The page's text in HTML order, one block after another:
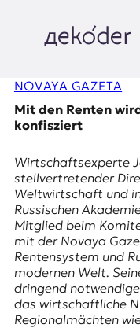
springen
e
k
o
d
e
r
|
NOVAYA GAZETA
Mit den Renten
konfisziert
Wirtschaftsexperte
stellvertretender
Weltwirtschaft und
Russischen
Mitglied beim
mit der Novaya
Rentensystem und
modernen Welt.
dringend
das wirtschaftliche
Regionalmächten